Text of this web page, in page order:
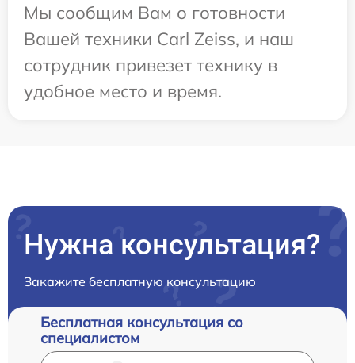
Мы сообщим Вам о готовности
Вашей техники Carl Zeiss, и наш
сотрудник привезет технику в
удобное место и время.
Нужна консультация?
Закажите бесплатную консультацию
Бесплатная консультация со
специалистом